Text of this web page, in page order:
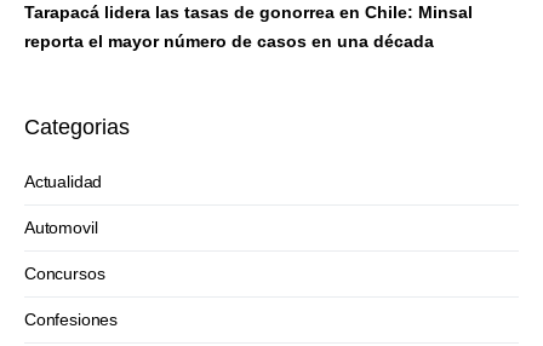
Tarapacá lidera las tasas de gonorrea en Chile: Minsal
reporta el mayor número de casos en una década
Categorias
Actualidad
Automovil
Concursos
Confesiones